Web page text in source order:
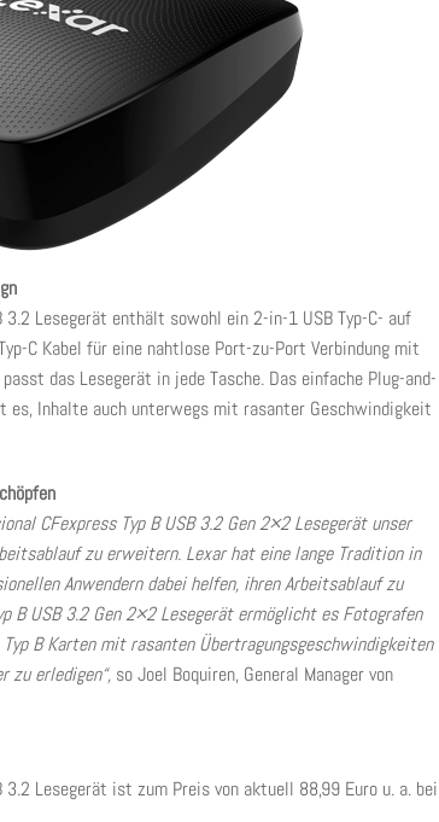
3.2 Lesegerät enthält sowohl ein 2-in-1 USB Typ-C- auf
C Kabel für eine nahtlose Port-zu-Port Verbindung mit
das Lesegerät in jede Tasche. Das einfache Plug-and-
es, Inhalte auch unterwegs mit rasanter Geschwindigkeit
CFexpress Typ B USB 3.2 Gen 2×2 Lesegerät unser
zu erweitern. Lexar hat eine lange Tradition in
Anwendern dabei helfen, ihren Arbeitsablauf zu
B USB 3.2 Gen 2×2 Lesegerät ermöglicht es Fotografen
B Karten mit rasanten Übertragungsgeschwindigkeiten
zu erledigen“, so Joel Boquiren, General Manager von
3.2 Lesegerät ist zum Preis von aktuell 88,99 Euro u. a. bei